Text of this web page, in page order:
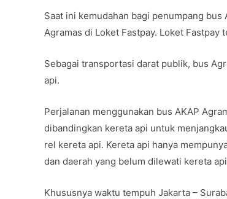
Saat ini kemudahan bagi penumpang
Agramas di Loket Fastpay. Loket
Sebagai transportasi darat publik, bus
api.
Perjalanan menggunakan bus AKAP
dibandingkan kereta api untuk
rel kereta api. Kereta api hanya
dan daerah yang belum dilewati kereta
Khususnya waktu tempuh Jakarta –